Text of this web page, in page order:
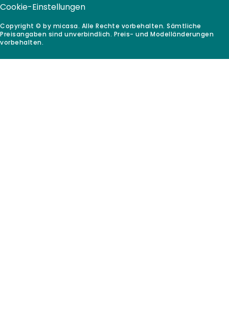
Copyright © by micasa. Alle Rechte vorbehalten. Sämtliche
Preisangaben sind unverbindlich. Preis- und Modelländerungen
vorbehalten.
Cookie-Einstellungen